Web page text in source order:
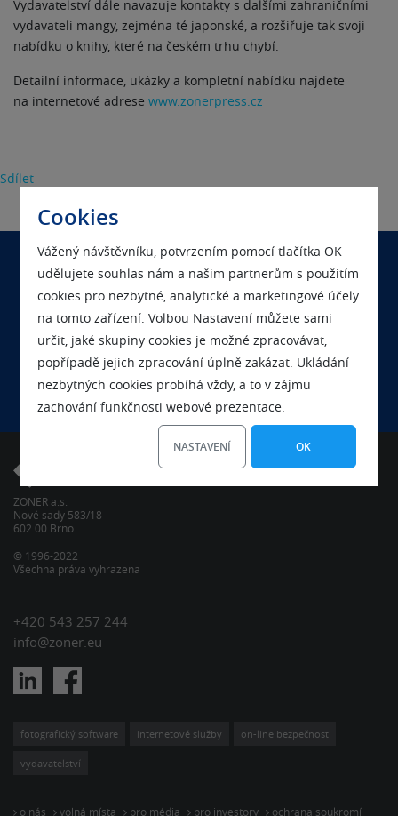
Cookies
Vážený návštěvníku, potvrzením pomocí tlačítka OK
udělujete souhlas nám a našim partnerům s použitím
cookies pro nezbytné, analytické a marketingové účely
na tomto zařízení. Volbou Nastavení můžete sami
určit, jaké skupiny cookies je možné zpracovávat,
popřípadě jejich zpracování úplně zakázat. Ukládání
nezbytných cookies probíhá vždy, a to v zájmu
zachování funkčnosti webové prezentace.
NASTAVENÍ OK
Vydavatelství dále navazuje kontakty s dalšími zahraničními
vydavateli mangy, zejména té japonské, a rozšiřuje tak svoji
nabídku o knihy, které na českém trhu chybí.
Detailní informace, ukázky a kompletní nabídku najdete
na internetové adrese www.zonerpress.cz
Sdílet
Chcete se nás na něco zeptat?
Kontaktujte nás
Chcete s námi pracovat?
Podívejte se na volná místa
ZONER a.s.
Nové sady 583/18
602 00 Brno
© 1996-2022
Všechna práva vyhrazena
+420 543 257 244
info@zoner.eu
fotografický software internetové služby on-line bezpečnost
vydavatelství
o nás volná místa pro média pro investory ochrana soukromí